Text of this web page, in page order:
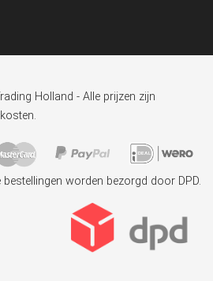
Holland - Alle prijzen zijn
bestellingen worden bezorgd door DPD.